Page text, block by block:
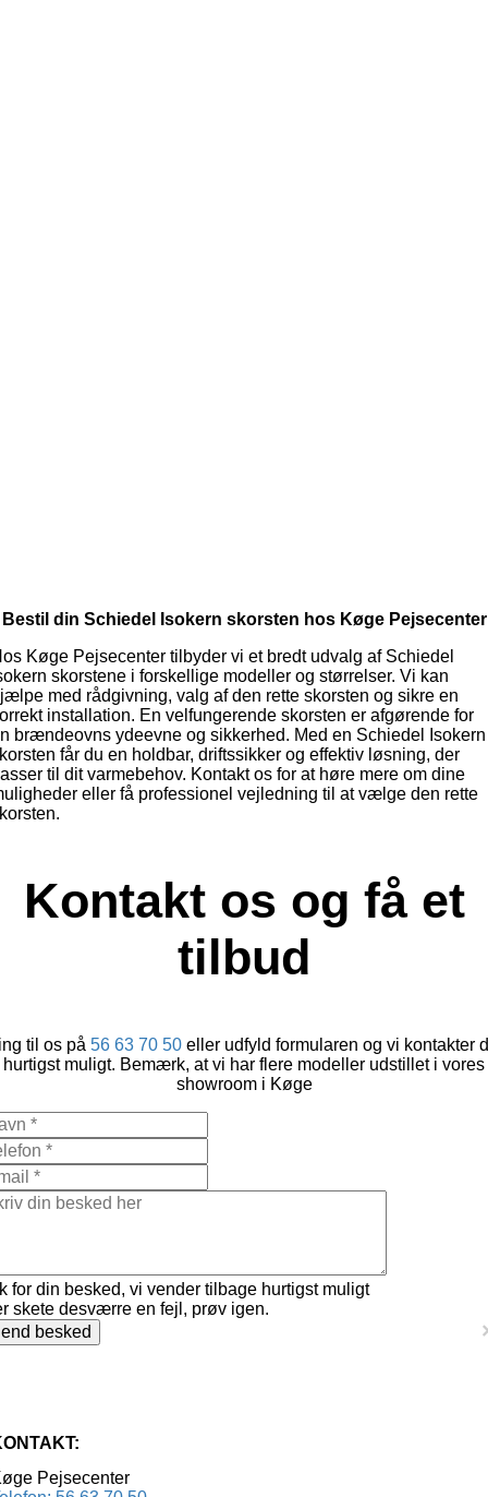
Bestil din Schiedel Isokern skorsten hos Køge Pejsecenter
Køge Pejsecenter tilbyder vi et bredt udvalg af Schiedel
skorstene i forskellige modeller og størrelser. Vi kan
med rådgivning, valg af den rette skorsten og sikre en
installation. En velfungerende skorsten er afgørende for
brændeovns ydeevne og sikkerhed. Med en Schiedel Isokern
får du en holdbar, driftssikker og effektiv løsning, der
til dit varmebehov. Kontakt os for at høre mere om dine
eller få professionel vejledning til at vælge den rette
Kontakt os og få et
tilbud
til os på 56 63 70 50 eller udfyld formularen og vi kontakter
hurtigst muligt. Bemærk, at vi har flere modeller udstillet i vores
showroom i Køge
for din besked, vi vender tilbage hurtigst muligt
skete desværre en fejl, prøv igen.
besked
Pejsecenter